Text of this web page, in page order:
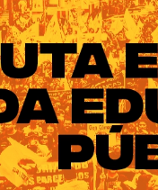
Estado do Rio Grande